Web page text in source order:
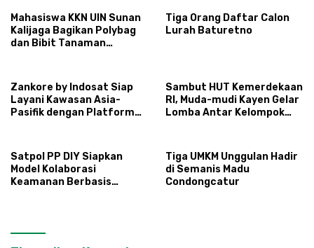
Mahasiswa KKN UIN Sunan
Kalijaga Bagikan Polybag
dan Bibit Tanaman
Tiga Orang Daftar Calon
Lurah Baturetno
Zankore by Indosat Siap
Layani Kawasan Asia-
Pasifik dengan Platform
Sambut HUT Kemerdekaan
RI, Muda-mudi Kayen Gelar
Lomba Antar Kelompok
Satpol PP DIY Siapkan
Model Kolaborasi
Keamanan Berbasis
Tiga UMKM Unggulan Hadir
di Semanis Madu
Condongcatur